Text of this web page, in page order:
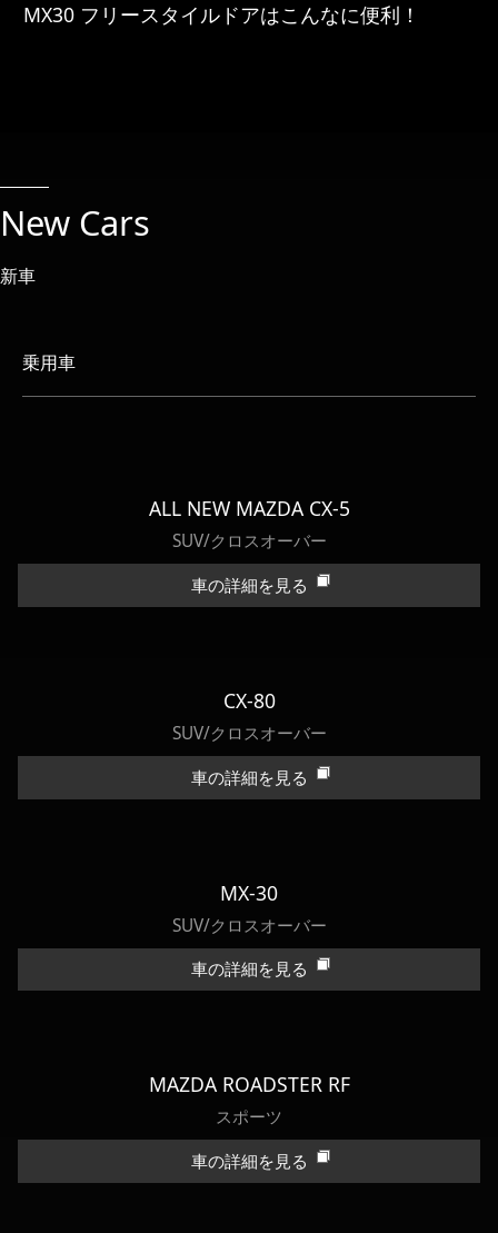
MX30 フリースタイルドアはこんなに便利！
新車
乗用車
SUV/クロスオーバー
車の詳細を見る
ALL NEW MAZDA CX-5
SUV/クロスオーバー
車の詳細を見る
CX-80
SUV/クロスオーバー
車の詳細を見る
MX-30
スポーツ
車の詳細を見る
MAZDA ROADSTER RF